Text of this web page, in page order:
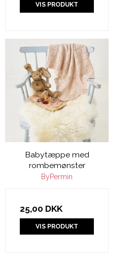
VIS PRODUKT
Babytæppe med
rombemønster
ByPermin
25,00 DKK
VIS PRODUKT